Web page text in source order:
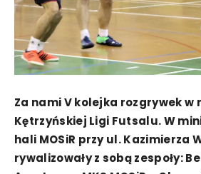
Za nami V kolejka rozgrywek w
Kętrzyńskiej Ligi Futsalu. W
hali MOSiR przy ul. Kazimierza
rywalizowały z sobą zespoły: